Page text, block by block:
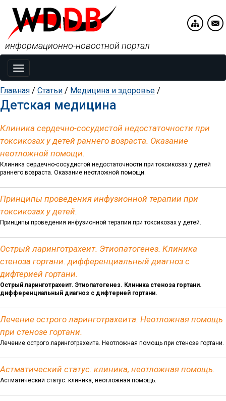
Toggle
navigation
информационно-новостной портал
Главная / Статьи / Медицина и здоровье /
Детская медицина
Клиника сердечно-сосудистой недостаточности при
токсикозах у детей раннего возраста. Оказание
неотложной помощи.
Клиника сердечно-сосудистой недостаточности при токсикозах у детей
раннего возраста. Оказание неотложной помощи.
Принципы проведения инфузионной терапии при
токсикозах у детей.
Принципы проведения инфузионной терапии при токсикозах у детей.
Острый ларинготрахеит. Этиопатогенез. Клиника
стеноза гортани. дифференциальный диагноз с
дифтерией гортани.
Острый ларинготрахеит. Этиопатогенез. Клиника стеноза гортани.
дифференциальный диагноз с дифтерией гортани.
Лечение острого ларинготрахеита. Неотложная помощь
при стенозе гортани.
Лечение острого ларинготрахеита. Неотложная помощь при стенозе гортани.
Астматический статус: клиника, неотложная помощь.
Астматический статус: клиника, неотложная помощь.